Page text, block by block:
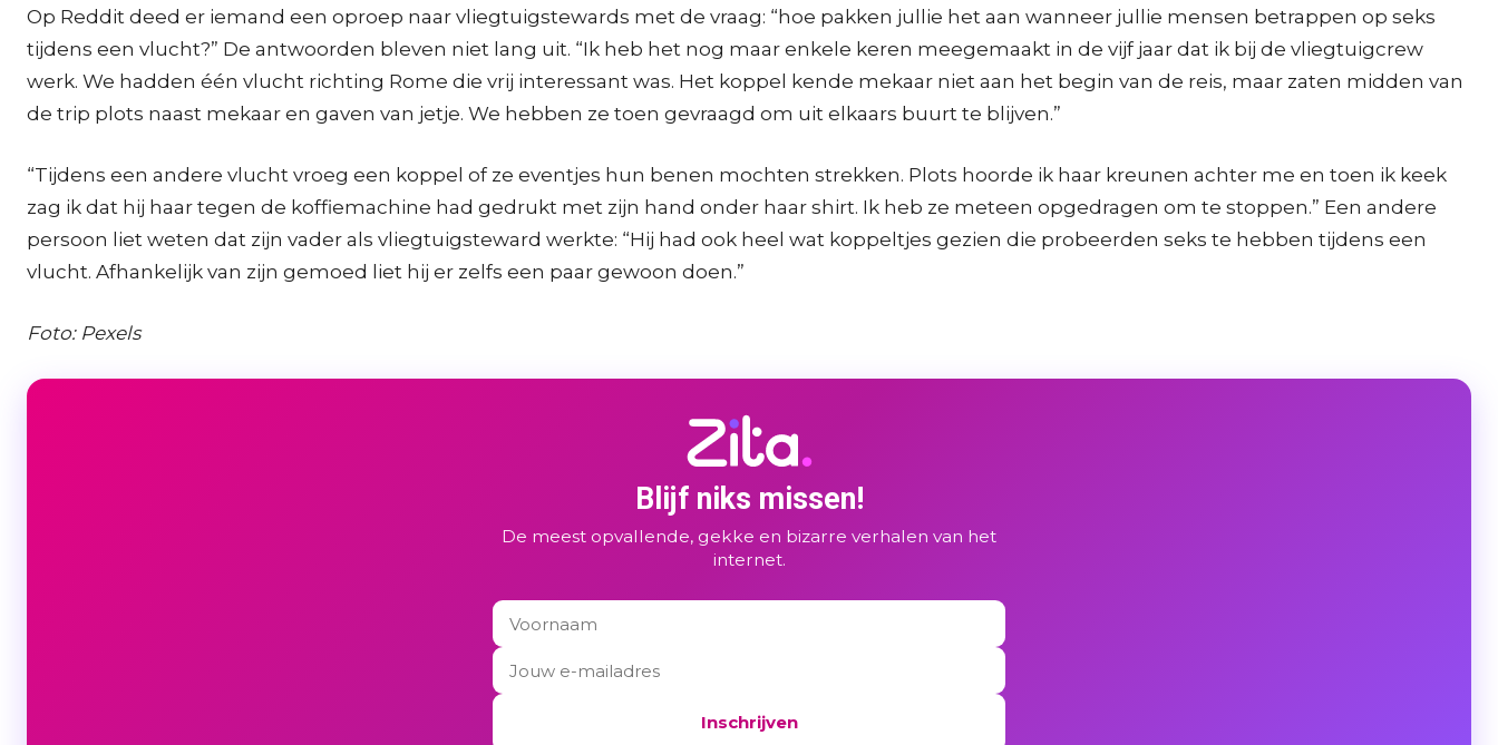
Op Reddit deed er iemand een oproep naar vliegtuigstewards met de vraag: “hoe pakken jullie het aan wanneer jullie mensen betrappen op seks
tijdens een vlucht?” De antwoorden bleven niet lang uit. “Ik heb het nog maar enkele keren meegemaakt in de vijf jaar dat ik bij de vliegtuigcrew
werk. We hadden één vlucht richting Rome die vrij interessant was. Het koppel kende mekaar niet aan het begin van de reis, maar zaten midden van
de trip plots naast mekaar en gaven van jetje. We hebben ze toen gevraagd om uit elkaars buurt te blijven.”
“Tijdens een andere vlucht vroeg een koppel of ze eventjes hun benen mochten strekken. Plots hoorde ik haar kreunen achter me en toen ik keek
zag ik dat hij haar tegen de koffiemachine had gedrukt met zijn hand onder haar shirt. Ik heb ze meteen opgedragen om te stoppen.” Een andere
persoon liet weten dat zijn vader als vliegtuigsteward werkte: “Hij had ook heel wat koppeltjes gezien die probeerden seks te hebben tijdens een
vlucht. Afhankelijk van zijn gemoed liet hij er zelfs een paar gewoon doen.”
Foto: Pexels
Blijf niks missen!
De meest opvallende, gekke en bizarre verhalen van het
internet.
Inschrijven